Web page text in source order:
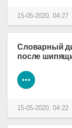
15-05-2020, 04:27
Словарный
после
15-05-2020, 04:22